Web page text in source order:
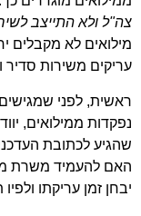
צה"ל ולא התייצב
מילואים לא מקבלים
עריקים משירות סדיר
ראשית, לפני
נפקדות ממילואים,
שהגיע לכתובת
האם להעמיד משרת
יבחן זמן עריקתו